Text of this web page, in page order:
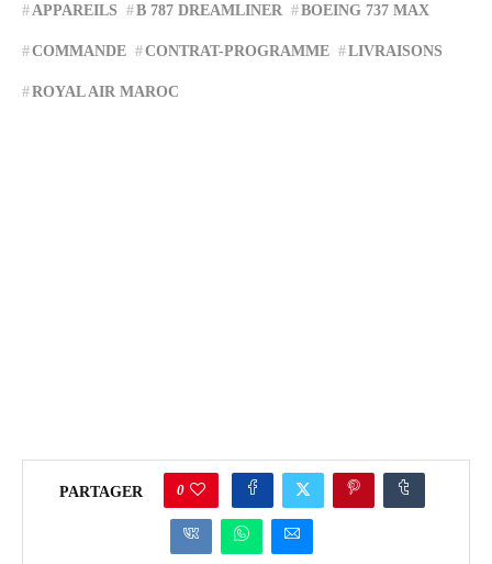
APPAREILS B 787 DREAMLINER BOEING 737 MAX
COMMANDE CONTRAT-PROGRAMME LIVRAISONS
ROYAL AIR MAROC
PARTAGER 0